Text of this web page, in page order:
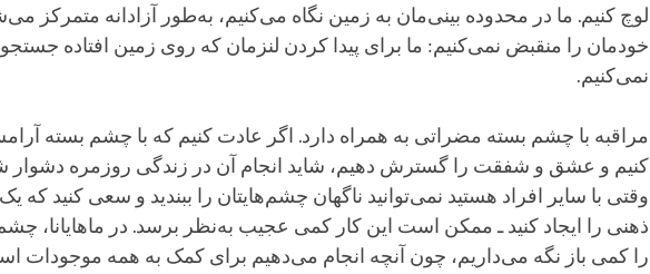
لوچ کنیم. ما در محدوده بینی‌مان به زمین نگاه می‌کنیم، به‌طور آزادانه متمرکز
خودمان را منقبض نمی‌کنیم: ما برای پیدا کردن لنزمان که روی زمین افتاده جستجو
نمی‌کنیم.
مراقبه با چشم بسته مضراتی به همراه دارد. اگر عادت کنیم که با چشم بسته
کنیم و عشق و شفقت را گسترش دهیم، شاید انجام آن در زندگی روزمره دشوار
وقتی با سایر افراد هستید نمی‌توانید ناگهان چشم‌هایتان را ببندید و سعی کنید که
ذهنی را ایجاد کنید ـ ممکن است این کار کمی عجیب به‌نظر برسد. در ماهایانا،
را کمی باز نگه می‌داریم، چون آنچه انجام می‌دهیم برای کمک به همه موجودات